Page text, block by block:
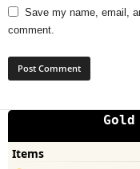
Save my name, email,
comment.